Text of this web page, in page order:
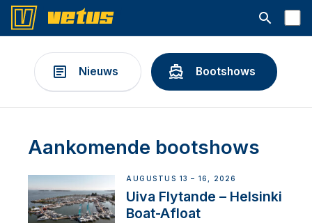
Open
Nieuws Bootshows
Aankomende bootshows
AUGUSTUS 13 – 16, 2026
Uiva Flytande – Helsinki
Boat-Afloat